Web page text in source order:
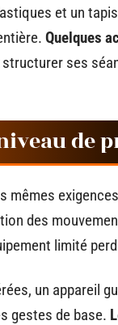
et un
Quelques
ses
de
mêmes
des
limité
un appareil
gestes de base.